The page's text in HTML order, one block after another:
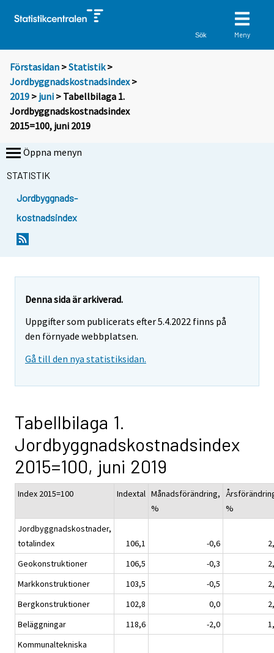
Sök Meny
Förstasidan >Statistik >
Jordbyggnadskostnadsindex>
2019 > juni > Tabellbilaga 1.
Jordbyggnadskostnadsindex
2015=100, juni 2019
Öppna menyn
STATISTIK
Jordbyggnads-
kostnadsindex
Denna sida är arkiverad.
Uppgifter som publicerats efter 5.4.2022 finns på
den förnyade webbplatsen.
Gå till den nya statistiksidan.
Tabellbilaga 1.
Jordbyggnadskostnadsindex
2015=100, juni 2019
Index 2015=100 Indextal Månadsförändring,
%
%
Jordbyggnadskostnader,
totalindex
106,1 -0,6
Geokonstruktioner
106,5 -0,3
Markkonstruktioner
103,5 -0,5
Bergkonstruktioner
102,8 0,0
Beläggningar
118,6 -2,0
Kommunaltekniska